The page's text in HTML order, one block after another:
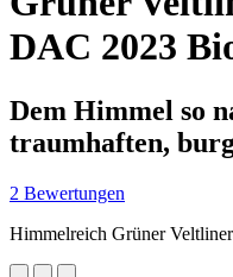
DAC 2023
Dem Himmel so
traumhaften,
2 Bewertungen
Himmelreich Grüner